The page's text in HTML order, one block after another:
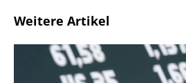
Weitere Artikel